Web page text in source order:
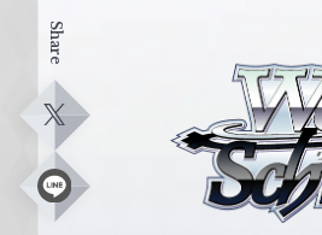
Share
X
L
ス